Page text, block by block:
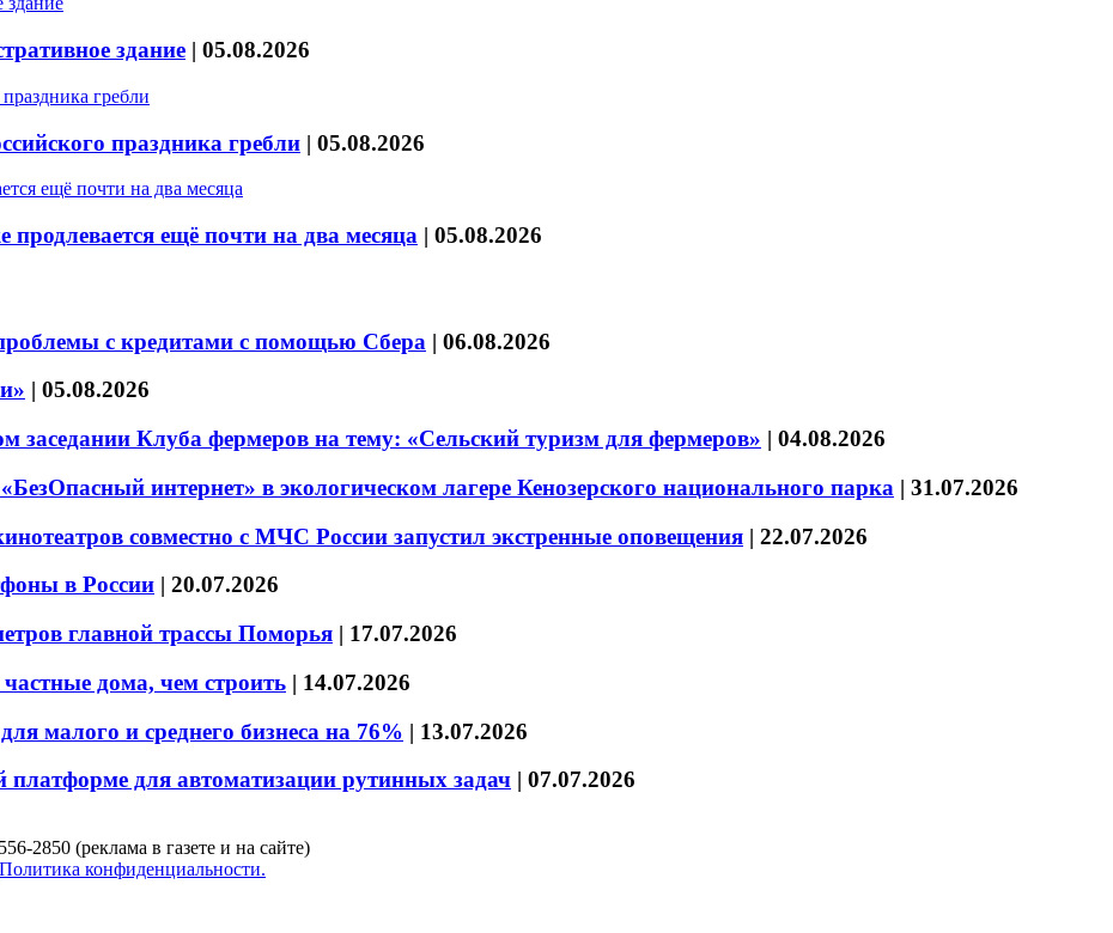
здание | 05.08.2026
праздника гребли | 05.08.2026
ещё почти на два месяца | 05.08.2026
с кредитами с помощью Сбера | 06.08.2026
| 05.08.2026
Клуба фермеров на тему: «Сельский туризм для фермеров» | 04.08.2026
интернет» в экологическом лагере Кенозерского национального парка | 31.07.2026
совместно с МЧС России запустил экстренные оповещения | 22.07.2026
в России | 20.07.2026
главной трассы Поморья | 17.07.2026
дома, чем строить | 14.07.2026
малого и среднего бизнеса на 76% | 13.07.2026
платформе для автоматизации рутинных задач | 07.07.2026
2850 (реклама в газете и на сайте)
Политика конфиденциальности.